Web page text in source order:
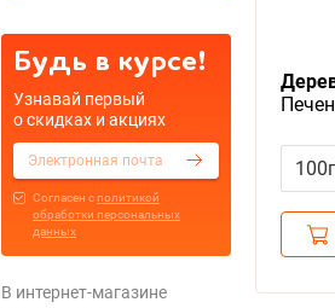
Будь в курсе!
Узнавай первый
о скидках и акциях
Cогласен сполитикой
обработки персональных
данных
В интернет-магазине
100г